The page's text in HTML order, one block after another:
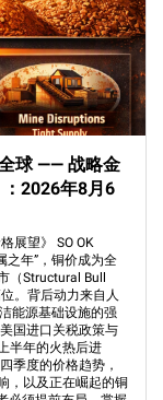
球 —— 战略金
：2026年8月6
展望》 SO OK
之年”，铜价成为全
（Structural Bull
。背后动力来自人
能源基础设施的强
国进口关税政策与
半年的火热后进
季度的价格趋势，
，以及正在崛起的铜